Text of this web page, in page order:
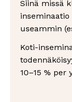
Siinä missä
useammin
Koti-
10–15 % per